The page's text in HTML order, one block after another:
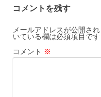
コメントを残す
メールアドレスが公開さ
いている欄は必須項目です
コメント ※